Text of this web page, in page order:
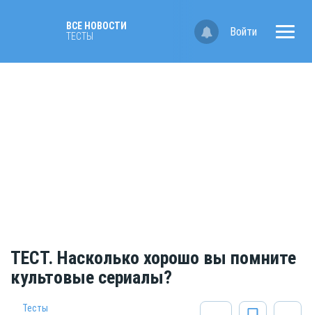
ВСЕ НОВОСТИ
ТЕСТЫ
Войти
ТЕСТ. Насколько хорошо вы помните
культовые сериалы?
Тесты